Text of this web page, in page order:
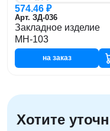
574.46 ₽
Арт. ЗД-036
Закладное изделие
МН-103
на заказ
Хотите